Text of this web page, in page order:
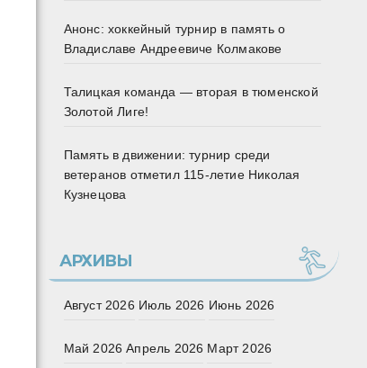
Анонс: хоккейный турнир в память о
Владиславе Андреевиче Колмакове
Талицкая команда — вторая в тюменской
Золотой Лиге!
Память в движении: турнир среди
ветеранов отметил 115‑летие Николая
Кузнецова
АРХИВЫ
Август 2026 Июль 2026 Июнь 2026
Май 2026 Апрель 2026 Март 2026